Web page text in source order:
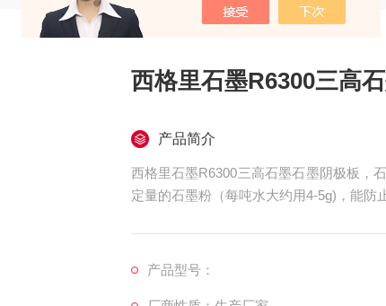
西格里石墨R6300三高
产品简介
西格里石墨R6300三高石墨石墨阴极板，
定量的石墨粉（每吨水大约用4-5g)，能防
产品型号：